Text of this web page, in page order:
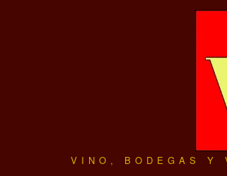
VINO, BODEGAS Y